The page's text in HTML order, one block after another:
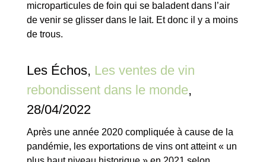
microparticules de foin qui se baladent dans l’air
de venir se glisser dans le lait. Et donc il y a moins
de trous.
Les Échos, Les ventes de vin
rebondissent dans le monde,
28/04/2022
Après une année 2020 compliquée à cause de la
pandémie, les exportations de vins ont atteint « un